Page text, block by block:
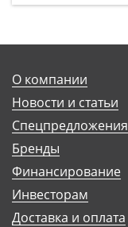
О компании
Новости и статьи
Спецпредложения
Бренды
Финансирование
Инвесторам
Доставка и оплата